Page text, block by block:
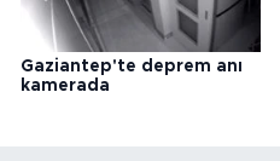
Gaziantep'te deprem anı
kamerada